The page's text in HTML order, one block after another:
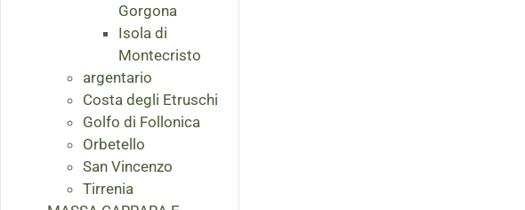
Gorgona
Isola di
Montecristo
argentario
Costa degli Etruschi
Golfo di Follonica
Orbetello
San Vincenzo
Tirrenia